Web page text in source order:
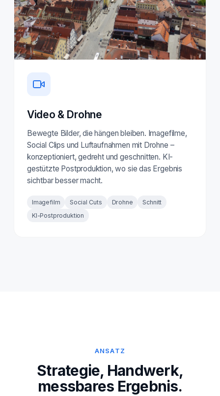
Video & Drohne
Bewegte Bilder, die hängen bleiben. Imagefilme,
Social Clips und Luftaufnahmen mit Drohne –
konzeptioniert, gedreht und geschnitten. KI-
gestützte Postproduktion, wo sie das Ergebnis
sichtbar besser macht.
Imagefilm Social Cuts Drohne
Schnitt
KI-Postproduktion
ANSATZ
Strategie, Handwerk,
messbares Ergebnis.